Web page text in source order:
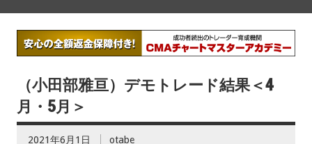
（小田部雅亘）デモトレード結果＜4
月・5月＞
2021年6月1日 otabe